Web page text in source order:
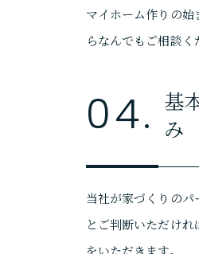
マイホーム作りの
らなんでもご相談く
04. 基
み
当社が家づくりの
とご判断いただけ
をいただきます。